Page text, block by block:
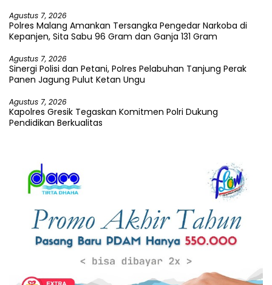
Agustus 7, 2026
Polres Malang Amankan Tersangka Pengedar Narkoba di
Kepanjen, Sita Sabu 96 Gram dan Ganja 131 Gram
Agustus 7, 2026
Sinergi Polisi dan Petani, Polres Pelabuhan Tanjung Perak
Panen Jagung Pulut Ketan Ungu
Agustus 7, 2026
Kapolres Gresik Tegaskan Komitmen Polri Dukung
Pendidikan Berkualitas